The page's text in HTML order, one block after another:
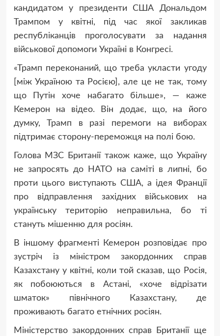
кандидатом у президенти США Дональдом
Трампом у квітні, під час якої закликав
республіканців проголосувати за надання
військової допомоги Україні в Конгресі.
«Трамп переконаний, що треба укласти угоду
[між Україною та Росією], але це не так, тому
що Путін хоче набагато більше», — каже
Кемерон на відео. Він додає, що, на його
думку, Трамп в разі перемоги на виборах
підтримає сторону-переможця на полі бою.
Голова МЗС Британії також каже, що Україну
не запросять до НАТО на саміті в липні, бо
проти цього виступають США, а ідея Франції
про відправлення західних військових на
українську територію неправильна, бо ті
стануть мішенню для росіян.
В іншому фрагменті Кемерон розповідає про
зустріч із міністром закордонних справ
Казахстану у квітні, коли той сказав, що Росія,
як побоюються в Астані, «хоче відрізати
шматок» північного Казахстану, де
проживають багато етнічних росіян.
Міністерство закордонних справ Британії ще